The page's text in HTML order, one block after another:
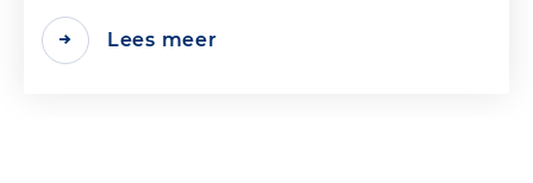
Lees meer